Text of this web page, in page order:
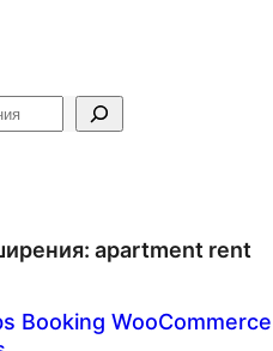
apartment rent
Booking